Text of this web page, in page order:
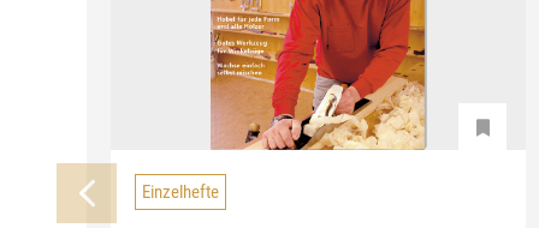
Einzelhefte